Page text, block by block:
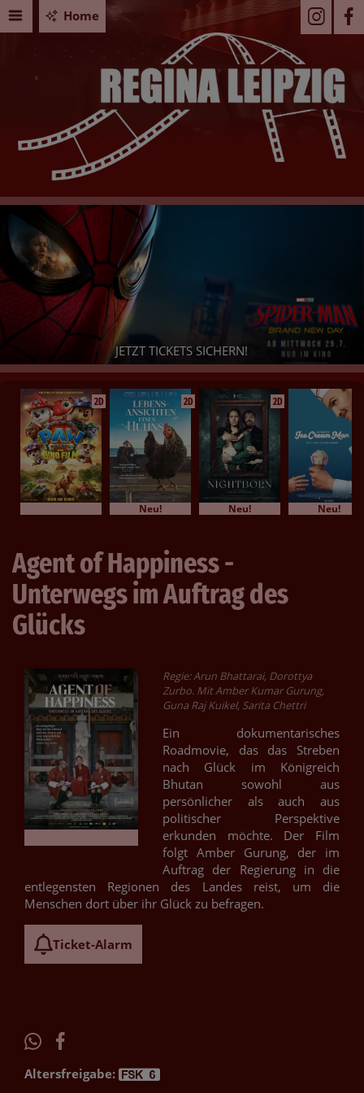
Home
JETZT TICKETS SICHERN!
Seid Ihr bereit
2D 2D
Neu!
2D
Neu! Neu!
Agent of Happiness -
Unterwegs im Auftrag des
Glücks
Regie: Arun Bhattarai, Dorottya
Zurbo. Mit Amber Kumar Gurung,
Guna Raj Kuikel, Sarita Chettri
Ein dokumentarisches
Roadmovie, das das Streben
nach Glück im Königreich
Bhutan sowohl aus
persönlicher als auch aus
politischer Perspektive
erkunden möchte. Der Film
folgt Amber Gurung, der im
Auftrag der Regierung in die
entlegensten Regionen des Landes reist, um die
Menschen dort über ihr Glück zu befragen.
Ticket-Alarm
Altersfreigabe: